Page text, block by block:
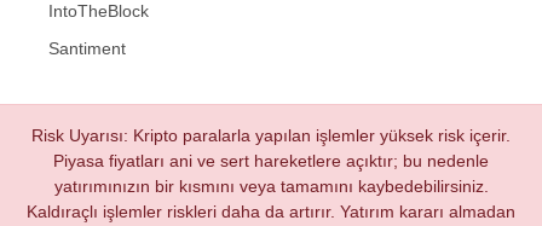
IntoTheBlock
Santiment
Risk Uyarısı: Kripto paralarla yapılan işlemler yüksek risk içerir.
Piyasa fiyatları ani ve sert hareketlere açıktır; bu nedenle
yatırımınızın bir kısmını veya tamamını kaybedebilirsiniz.
Kaldıraçlı işlemler riskleri daha da artırır. Yatırım kararı almadan